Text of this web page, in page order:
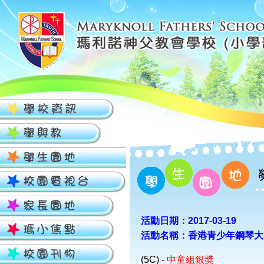
活動日期：2017-03-19
活動名稱：香港青少年鋼琴
(5C) - 中童組銀奬